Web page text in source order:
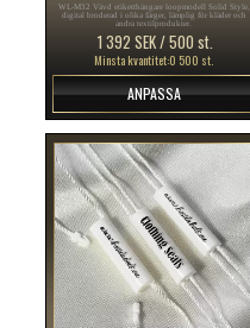
WL-M32 Vävd etiketthängare loopmodell Solid Style,
digital broderad i olika färger, lämplig för kläder och
andra textilprodukter.
1 392 SEK / 500 st.
Minsta kvantitet:0 500 st.
ANPASSA